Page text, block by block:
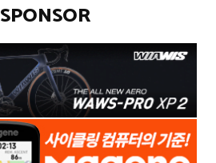
SPONSOR